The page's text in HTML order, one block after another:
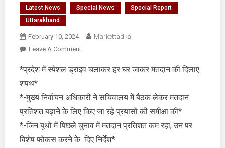
Latest News Special News
Special Report
Uttarakhand
February 10, 2024
Markettadka
Leave A CommentOn
में
ड्राइव
चलाकर
हर
घर
जाकर
*प्रदेश में स्पेशल ड्राइव चलाकर हर घर जाकर मतदान की दिलाएं
शपथ*
*-मुख्य निर्वाचन अधिकारी ने सचिवालय में बैठक लेकर मतदान
प्रतिशत बढ़ाने के लिए किए जा रहे प्रयासों की समीक्षा की*
*-जिन बूथों में पिछले चुनाव में मतदान प्रतिशत कम रहा, उन पर
विशेष फोकस करने के दिए निर्देश*